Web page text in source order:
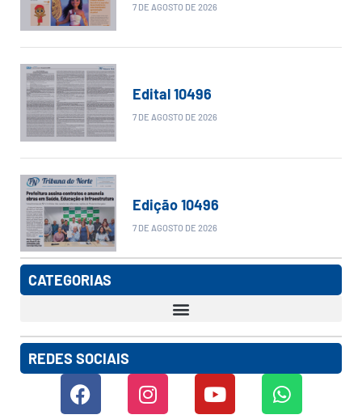
7 DE AGOSTO DE 2026
Edital 10496
7 DE AGOSTO DE 2026
Edição 10496
7 DE AGOSTO DE 2026
CATEGORIAS
REDES SOCIAIS